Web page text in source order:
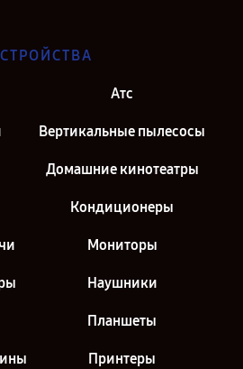
Атс
Вертикальные пылесосы
Домашние кинотеатры
Кондиционеры
Мониторы
Наушники
Планшеты
Принтеры